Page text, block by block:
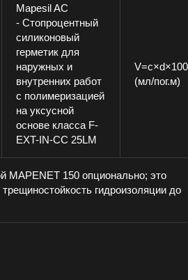
Mapesil AC
- Стопроцентный
силиконовый
герметик для
наружных и
внутренних работ
с полимеризацией
на уксусной
основе класса F-
EXT-IN-CC 25LM
V=c×d×100
(мл/пог.м)
MAPENET 150 опционально; это
гидроизоляции до